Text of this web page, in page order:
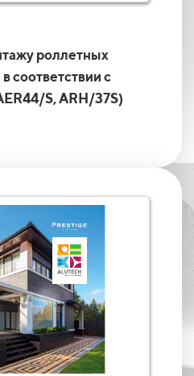
роллетных
соответствии с
S, ARH/37S)